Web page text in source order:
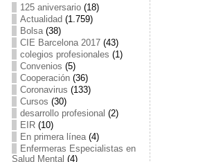
125 aniversario(18)
Actualidad (1.759)
Bolsa(38)
CIE Barcelona 2017(43)
colegios profesionales (1)
Convenios (5)
Cooperación(36)
Coronavirus (133)
Cursos (30)
desarrollo profesional (2)
EIR(10)
En primera línea(4)
Enfermeras Especialistas en
Salud Mental (4)